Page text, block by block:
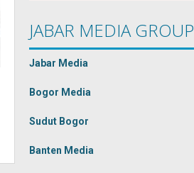
JABAR MEDIA GROUP
Jabar Media
Bogor Media
Sudut Bogor
Banten Media